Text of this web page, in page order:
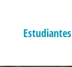
Estudiantes